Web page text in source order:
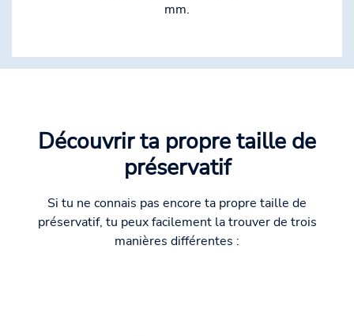
mm.
Découvrir ta propre taille de
préservatif
Si tu ne connais pas encore ta propre taille de
préservatif, tu peux facilement la trouver de trois
manières différentes :